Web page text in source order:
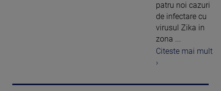
patru noi cazuri
de infectare cu
virusul Zika in
zona ...
Citeste mai mult
›